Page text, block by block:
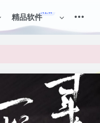
精品软件
NEW